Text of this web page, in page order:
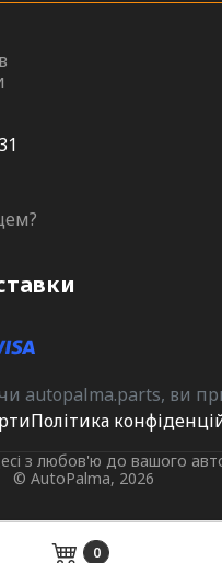
0
AutoPalma
autopalma.parts, ви
Політика
з любов'ю до вашого
© AutoPalma, 2026